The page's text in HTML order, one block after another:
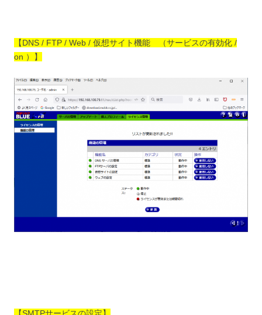
【DNS / FTP / Web / 仮想サイト機能 （サービスの有効化 /
on ）】